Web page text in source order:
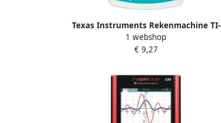
Texas Instruments Rekenmachine TI-
106II
1 webshop
€ 9,27